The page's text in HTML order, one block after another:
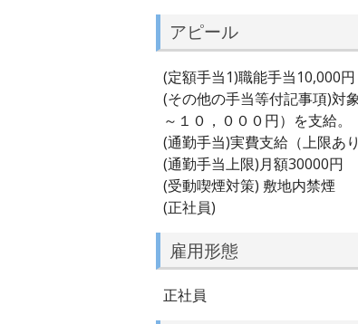
アピール
(定額手当1)職能手当10,000
(その他の手当等付記事項)対
～１０，０００円）を支給。
(通勤手当)実費支給（上限あり
(通勤手当上限)月額30000円
(受動喫煙対策) 敷地内禁煙
(正社員)
雇用形態
正社員